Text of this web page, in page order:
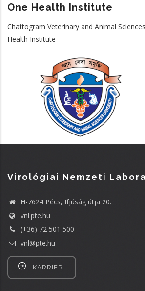
One Health Institute
Chattogram Veterinary and Animal
Health Institute
Virológiai Nemzeti
H-7624 Pécs, Ifjúság útja 20.
vnl.pte.hu
(+36) 72 501 500
vnl@pte.hu
KARRIER